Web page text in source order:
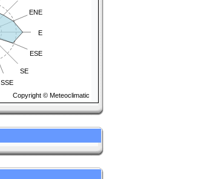
ENE
E
ESE
SE
SSE
Copyright © Meteoclimatic